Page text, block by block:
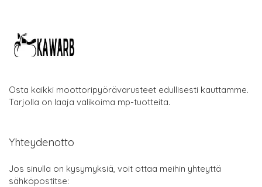
Osta kaikki moottoripyörävarusteet edullisesti kauttamme.
Tarjolla on laaja valikoima mp-tuotteita.
Yhteydenotto
Jos sinulla on kysymyksiä, voit ottaa meihin yhteyttä
sähköpostitse: